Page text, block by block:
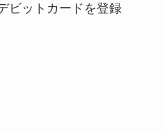
ビットカードを登録